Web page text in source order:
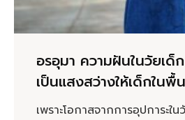
อรอุมา ความฝันในวัยเด็
เป็นแสงสว่างให้เด็กในพื้
เพราะโอกาสจากการอุปการะใ